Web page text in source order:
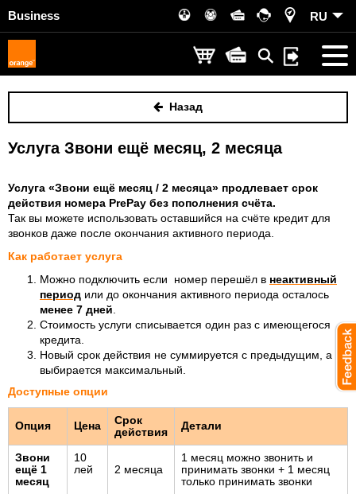
Business RU
Назад
Услуга Звони ещё месяц, 2 месяца
Услуга «Звони ещё месяц / 2 месяца» продлевает срок
действия номера PrePay без пополнения счёта.
Так вы можете использовать оставшийся на счёте кредит для
звонков даже после окончания активного периода.
Как работает услуга
Можно подключить если номер перешёл в неактивный
период или до окончания активного периода осталось
менее 7 дней
Стоимость услуги списывается один раз с имеющегося
кредита.
Новый срок действия не суммируется с предыдущим, а
выбирается максимальный.
Доступные опции
Опция Цена
Срок
действия
Детали
Звони
ещё 1
месяц
10
лей
2 месяца
1 месяц можно звонить и
принимать звонки + 1 месяц
только принимать звонки